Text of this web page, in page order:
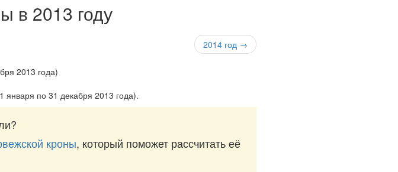
в 2013 году
2014 год →
января по 31 декабря 2013 года).
кроны, который поможет рассчитать её